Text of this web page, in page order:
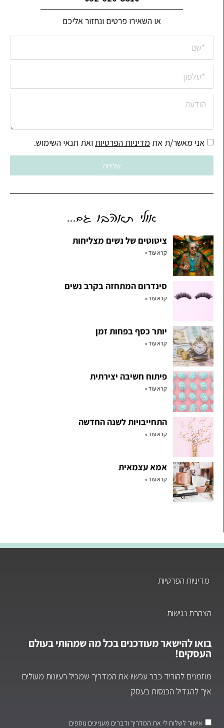
או השאירו פרטים ונחזור אליכם
אני מאשר/ת אתמדיניות הפרטיותואת תנאי השימוש.
שליחה
אולי תאהבו גם...
ציטוטים של נשים מצליחות
קרא עוד »
סינדרום המתחזה בקרב נשים
קרא עוד »
יותר כסף בפחות זמן
קרא עוד »
פיתוח חשיבה יצירתית
קרא עוד »
התחייבויות לשנה החדשה
קרא עוד »
אמא עצמאית
קרא עוד »
מדיניות הפרטיות
הצהרת נגישות
בואו להישאר מעודכנים בכל מה שמהותי בעולם
העסקים!
מוזמנים להוריד כבר עכשיו את המדריך שמכיל רעיונות מעולים
איך להגדיל הכנסות בעסק
אישור לשלוח לי את המדריך ודברים מעניינים נוספים